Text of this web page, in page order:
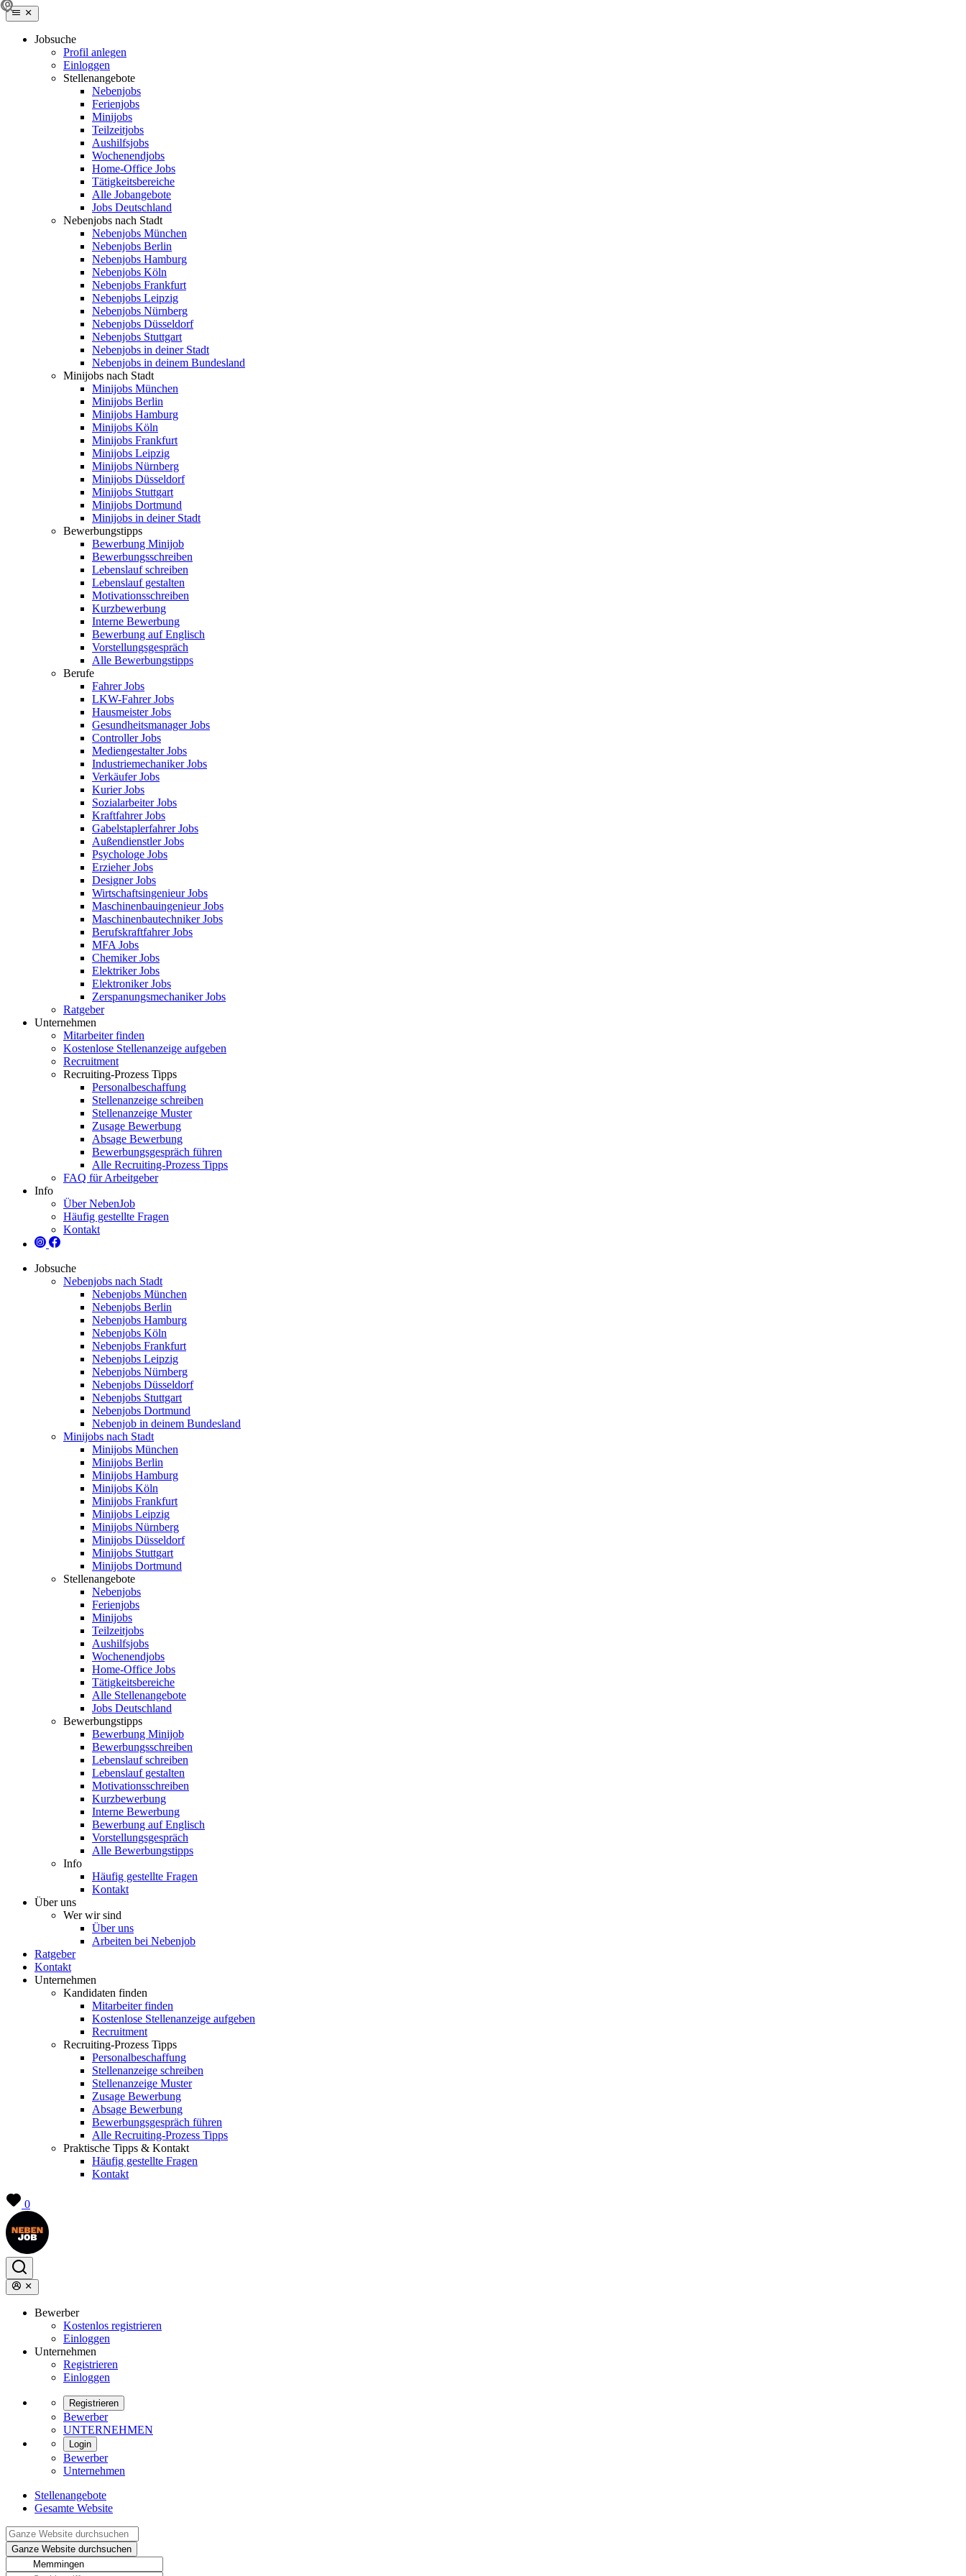
Jobsuche
Profil anlegen
Einloggen
Stellenangebote
Nebenjobs
Ferienjobs
Minijobs
Teilzeitjobs
Aushilfsjobs
Wochenendjobs
Home-Office Jobs
Tätigkeitsbereiche
Alle Jobangebote
Jobs Deutschland
Nebenjobs nach Stadt
Nebenjobs München
Nebenjobs Berlin
Nebenjobs Hamburg
Nebenjobs Köln
Nebenjobs Frankfurt
Nebenjobs Leipzig
Nebenjobs Nürnberg
Nebenjobs Düsseldorf
Nebenjobs Stuttgart
Nebenjobs in deiner Stadt
Nebenjobs in deinem Bundesland
Minijobs nach Stadt
Minijobs München
Minijobs Berlin
Minijobs Hamburg
Minijobs Köln
Minijobs Frankfurt
Minijobs Leipzig
Minijobs Nürnberg
Minijobs Düsseldorf
Minijobs Stuttgart
Minijobs Dortmund
Minijobs in deiner Stadt
Bewerbungstipps
Bewerbung Minijob
Bewerbungsschreiben
Lebenslauf schreiben
Lebenslauf gestalten
Motivationsschreiben
Kurzbewerbung
Interne Bewerbung
Bewerbung auf Englisch
Vorstellungsgespräch
Alle Bewerbungstipps
Berufe
Fahrer Jobs
LKW-Fahrer Jobs
Hausmeister Jobs
Gesundheitsmanager Jobs
Controller Jobs
Mediengestalter Jobs
Industriemechaniker Jobs
Verkäufer Jobs
Kurier Jobs
Sozialarbeiter Jobs
Kraftfahrer Jobs
Gabelstaplerfahrer Jobs
Außendienstler Jobs
Psychologe Jobs
Erzieher Jobs
Designer Jobs
Wirtschaftsingenieur Jobs
Maschinenbauingenieur Jobs
Maschinenbautechniker Jobs
Berufskraftfahrer Jobs
MFA Jobs
Chemiker Jobs
Elektriker Jobs
Elektroniker Jobs
Zerspanungsmechaniker Jobs
Ratgeber
Unternehmen
Mitarbeiter finden
Kostenlose Stellenanzeige aufgeben
Recruitment
Recruiting-Prozess Tipps
Personalbeschaffung
Stellenanzeige schreiben
Stellenanzeige Muster
Zusage Bewerbung
Absage Bewerbung
Bewerbungsgespräch führen
Alle Recruiting-Prozess Tipps
FAQ für Arbeitgeber
Info
Über NebenJob
Häufig gestellte Fragen
Kontakt
Jobsuche
Nebenjobs nach Stadt
Nebenjobs München
Nebenjobs Berlin
Nebenjobs Hamburg
Nebenjobs Köln
Nebenjobs Frankfurt
Nebenjobs Leipzig
Nebenjobs Nürnberg
Nebenjobs Düsseldorf
Nebenjobs Stuttgart
Nebenjobs Dortmund
Nebenjob in deinem Bundesland
Minijobs nach Stadt
Minijobs München
Minijobs Berlin
Minijobs Hamburg
Minijobs Köln
Minijobs Frankfurt
Minijobs Leipzig
Minijobs Nürnberg
Minijobs Düsseldorf
Minijobs Stuttgart
Minijobs Dortmund
Stellenangebote
Nebenjobs
Ferienjobs
Minijobs
Teilzeitjobs
Aushilfsjobs
Wochenendjobs
Home-Office Jobs
Tätigkeitsbereiche
Alle Stellenangebote
Jobs Deutschland
Bewerbungstipps
Bewerbung Minijob
Bewerbungsschreiben
Lebenslauf schreiben
Lebenslauf gestalten
Motivationsschreiben
Kurzbewerbung
Interne Bewerbung
Bewerbung auf Englisch
Vorstellungsgespräch
Alle Bewerbungstipps
Info
Häufig gestellte Fragen
Kontakt
Über uns
Wer wir sind
Über uns
Arbeiten bei Nebenjob
Ratgeber
Kontakt
Unternehmen
Kandidaten finden
Mitarbeiter finden
Kostenlose Stellenanzeige aufgeben
Recruitment
Recruiting-Prozess Tipps
Personalbeschaffung
Stellenanzeige schreiben
Stellenanzeige Muster
Zusage Bewerbung
Absage Bewerbung
Bewerbungsgespräch führen
Alle Recruiting-Prozess Tipps
Praktische Tipps & Kontakt
Häufig gestellte Fragen
Kontakt
0
Bewerber
Kostenlos registrieren
Einloggen
Unternehmen
Registrieren
Einloggen
Registrieren
Bewerber
UNTERNEHMEN
Login
Bewerber
Unternehmen
Stellenangebote
Gesamte Website